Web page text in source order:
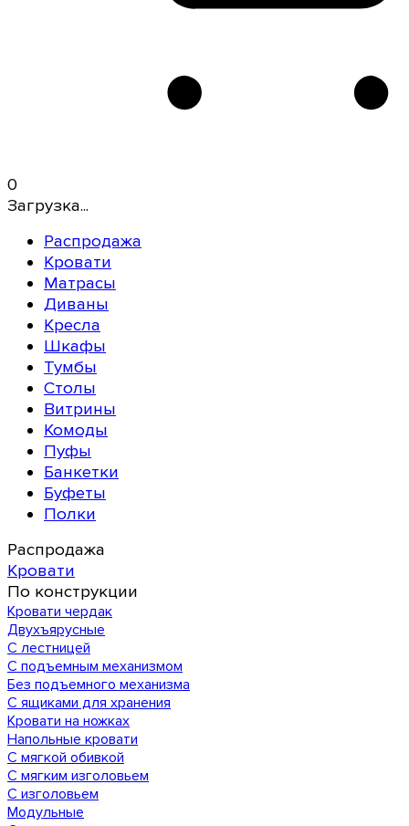
0
Загрузка...
Распродажа
Кровати
Матрасы
Диваны
Кресла
Шкафы
Тумбы
Столы
Витрины
Комоды
Пуфы
Банкетки
Буфеты
Полки
Распродажа
Кровати
По конструкции
Кровати чердак
Двухъярусные
С лестницей
С подъемным механизмом
Без подъемного механизма
С ящиками для хранения
Кровати на ножках
Напольные кровати
С мягкой обивкой
С мягким изголовьем
С изголовьем
Модульные